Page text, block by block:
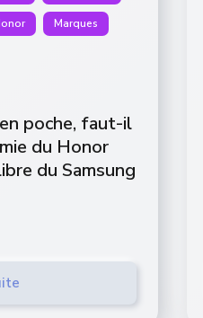
Marques
poche, faut-il
du Honor
du Samsung